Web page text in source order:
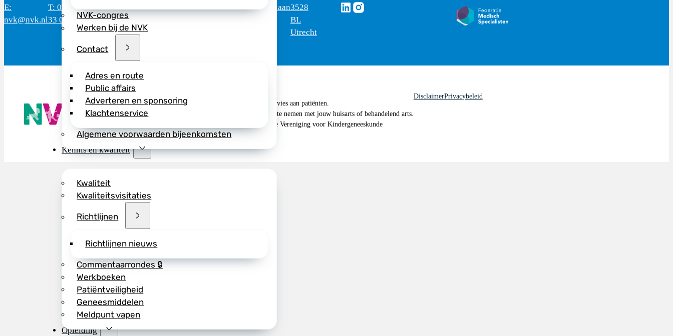
NVK-congres
Werken bij de NVK
Contact
Adres en route
Public affairs
Adverteren en sponsoring
Klachtenservice
Algemene voorwaarden bijeenkomsten
Kennis en kwaliteit
Kwaliteit
Kwaliteitsvisitaties
Richtlijnen
Richtlijnen nieuws
Commentaarrondes 🔒
Werkboeken
Patiëntveiligheid
Geneesmiddelen
Meldpunt vapen
Opleiding
E:
nvk@nvk.nl
T: 088 - 282
33 06
Bereikbaar: 8.30 - 17.00 uur
(werkdagen)
DomusMercatorlaan3528
BL
Utrecht
Volg ons via Linkedin
Volg ons via Instagram
De NVK geeft geen medisch advies aan patiënten.
Wij adviseren je om contact op te nemen met jouw huisarts of behandelend arts.
Copyright © 2026, Nederlandse Vereniging voor Kindergeneeskunde
DisclaimerPrivacybeleid